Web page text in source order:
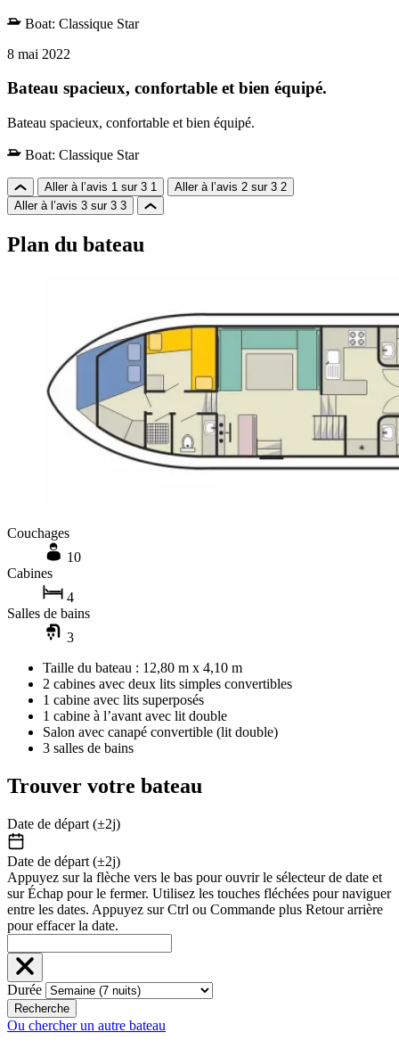
Boat: Classique Star
8 mai 2022
Bateau spacieux, confortable et bien équipé.
Bateau spacieux, confortable et bien équipé.
Boat: Classique Star
Aller à l’avis 1 sur 3 1 Aller à l’avis 2 sur 3 2
Aller à l’avis 3 sur 3 3
Plan du bateau
Couchages
10
Cabines
4
Salles de bains
3
Taille du bateau : 12,80 m x 4,10 m
2 cabines avec deux lits simples convertibles
1 cabine avec lits superposés
1 cabine à l’avant avec lit double
Salon avec canapé convertible (lit double)
3 salles de bains
Trouver votre bateau
Date de départ (±2j)
Date de départ (±2j)
Appuyez sur la flèche vers le bas pour ouvrir le sélecteur de date et
sur Échap pour le fermer. Utilisez les touches fléchées pour naviguer
entre les dates. Appuyez sur Ctrl ou Commande plus Retour arrière
pour effacer la date.
Durée
Recherche
Ou chercher un autre bateau